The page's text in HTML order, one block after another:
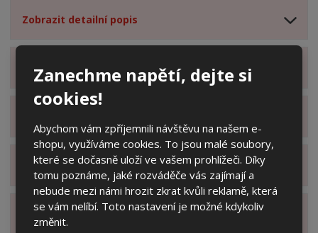
Zanechme napětí, dejte si
cookies!
Abychom vám zpříjemnili návštěvu na našem e-
shopu, využíváme cookies. To jsou malé soubory,
které se dočasně uloží ve vašem prohlížeči. Díky
tomu poznáme, jaké rozváděče vás zajímají a
nebude mezi námi hrozit zkrat kvůli reklamě, která
se vám nelíbí. Toto nastavení je možné kdykoliv
změnit.
Zobrazit detailní popis
Zobrazit obsah balení
Zobrazit technické parametry
Zobrazit hodnocení produktu